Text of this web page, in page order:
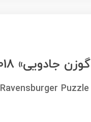
Ravensburger Puzzle